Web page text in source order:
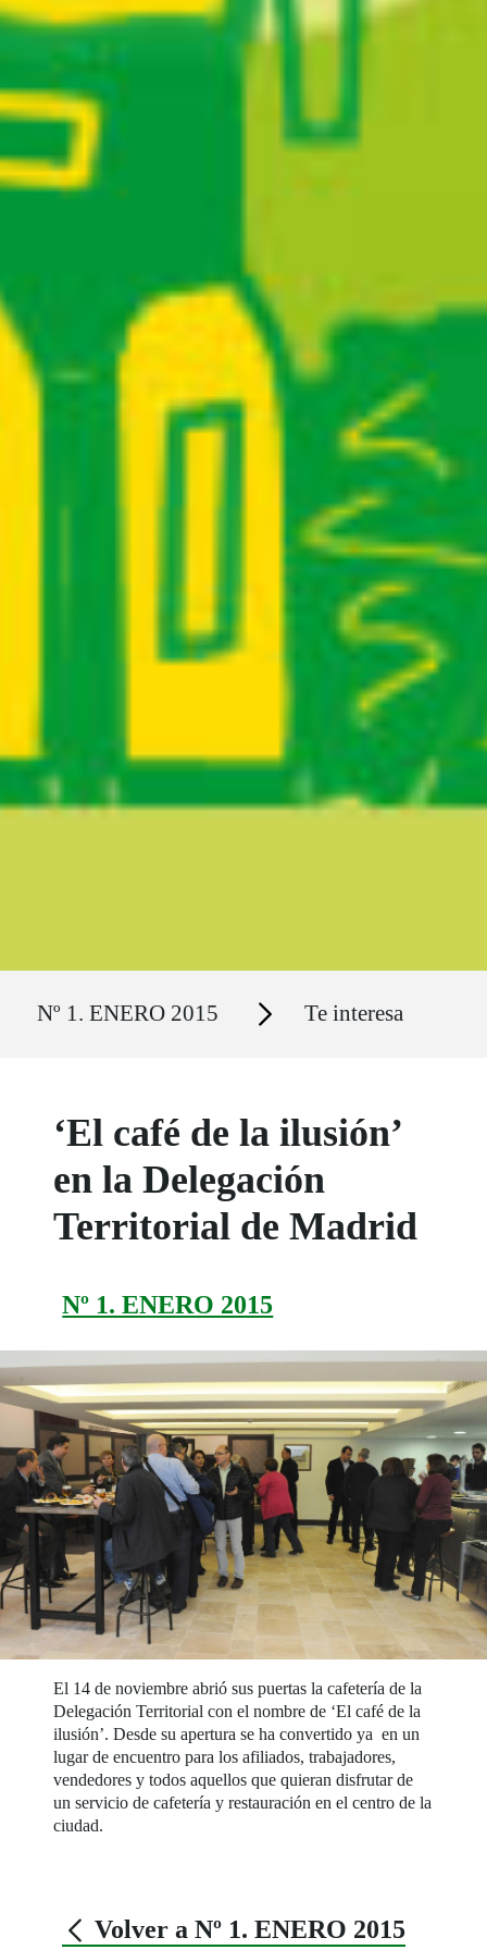
Nº 1. ENERO 2015 Secciones Te interesa
‘El café de la ilusión’
en la Delegación
Territorial de Madrid
Nº 1. ENERO 2015
El 14 de noviembre abrió sus puertas la cafetería de la
Delegación Territorial con el nombre de ‘El café de la
ilusión’. Desde su apertura se ha convertido ya en un
lugar de encuentro para los afiliados, trabajadores,
vendedores y todos aquellos que quieran disfrutar de
un servicio de cafetería y restauración en el centro de la
ciudad.
Volver a Nº 1. ENERO 2015